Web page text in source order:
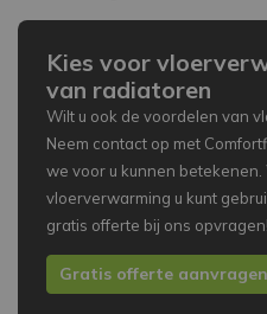
Kies voor
van radiatoren
Wilt u ook de voordelen van
Neem contact op met
we voor u kunnen
vloerverwarming u kunt
gratis offerte bij ons opvragen!
Gratis offerte aanvragen